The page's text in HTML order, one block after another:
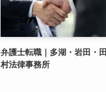
弁護士転職｜多湖・岩田・田
村法律事務所